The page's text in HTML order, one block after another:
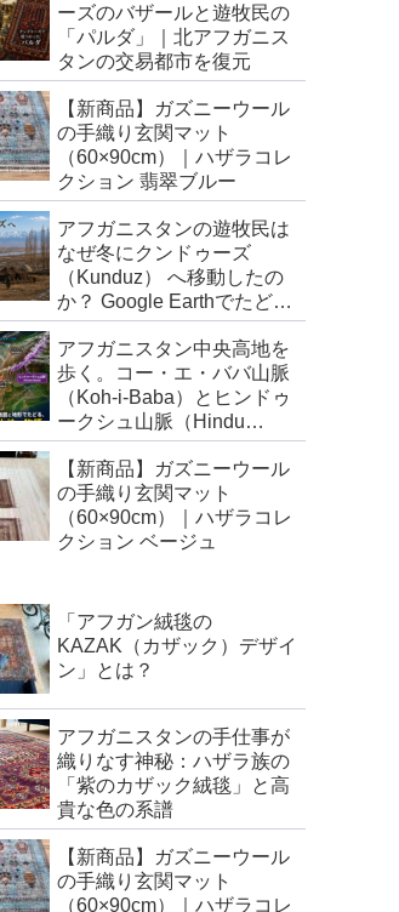
ーズのバザールと遊牧民の
「パルダ」｜北アフガニス
タンの交易都市を復元
【新商品】ガズニーウール
の手織り玄関マット
（60×90cm）｜ハザラコレ
クション 翡翠ブルー
アフガニスタンの遊牧民は
なぜ冬にクンドゥーズ
（Kunduz） へ移動したの
か？ Google Earthでたどる
冬営地（キシュラック）
アフガニスタン中央高地を
歩く。コー・エ・ババ山脈
（Koh-i-Baba）とヒンドゥ
ークシュ山脈（Hindu
Kush）
【新商品】ガズニーウール
の手織り玄関マット
（60×90cm）｜ハザラコレ
クション ベージュ
「アフガン絨毯の
KAZAK（カザック）デザイ
ン」とは？
アフガニスタンの手仕事が
織りなす神秘：ハザラ族の
「紫のカザック絨毯」と高
貴な色の系譜
【新商品】ガズニーウール
の手織り玄関マット
（60×90cm）｜ハザラコレ